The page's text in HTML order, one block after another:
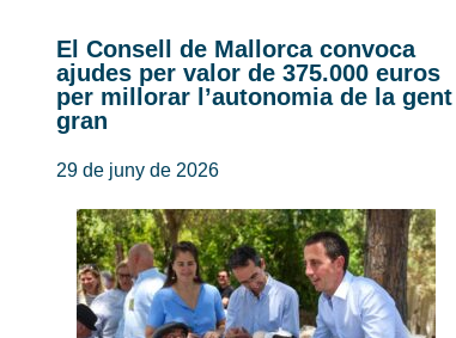
El Consell de Mallorca convoca
ajudes per valor de 375.000 euros
per millorar l’autonomia de la gent
gran
29 de juny de 2026